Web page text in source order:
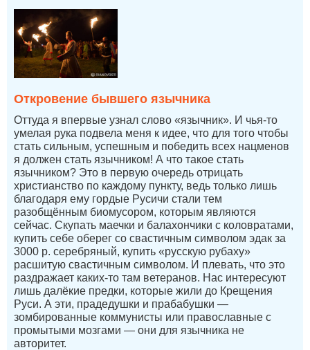
Откровение бывшего язычника
Оттуда я впервые узнал слово «язычник». И чья-то
умелая рука подвела меня к идее, что для того чтобы
стать сильным, успешным и победить всех нацменов
я должен стать язычником! А что такое стать
язычником? Это в первую очередь отрицать
христианство по каждому пункту, ведь только лишь
благодаря ему гордые Русичи стали тем
разобщённым биомусором, которым являются
сейчас. Скупать маечки и балахончики с коловратами,
купить себе оберег со свастичным символом эдак за
3000 р. серебряный, купить «русскую рубаху»
расшитую свастичным символом. И плевать, что это
раздражает каких-то там ветеранов. Нас интересуют
лишь далёкие предки, которые жили до Крещения
Руси. А эти, прадедушки и прабабушки —
зомбированные коммунисты или православные с
промытыми мозгами — они для язычника не
авторитет.